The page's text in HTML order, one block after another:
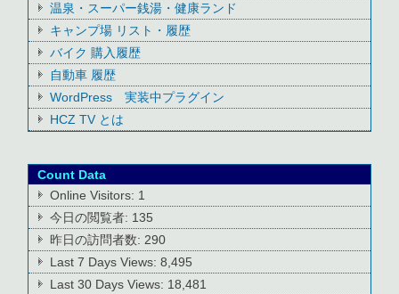
温泉・スーパー銭湯・健康ランド
キャンプ場 リスト・履歴
バイク 購入履歴
自動車 履歴
WordPress 実装中プラグイン
HCZ TV とは
Count Data
Online Visitors: 1
今日の閲覧者: 135
昨日の訪問者数:290
Last 7 Days Views:8,495
Last 30 Days Views: 18,481